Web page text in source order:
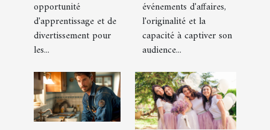
enfant
opportunité
d'apprentissage et de
divertissement pour
les...
événements
professionnels
événements d'affaires,
l'originalité et la
capacité à captiver son
audience...